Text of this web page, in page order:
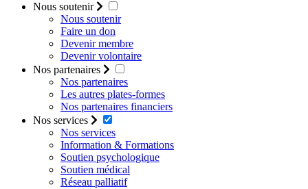
Nous soutenir
Nous soutenir
Faire un don
Devenir membre
Devenir volontaire
Nos partenaires
Nos partenaires
Les autres plates-formes
Nos partenaires financiers
Nos services
Nos services
Information & Formations
Soutien psychologique
Soutien médical
Réseau palliatif